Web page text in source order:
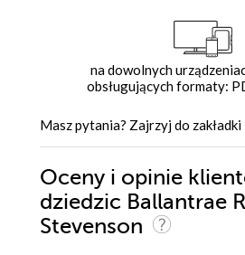
na dowolnych
obsługujących formaty:
Masz pytania? Zajrzyj do zakładki
Oceny i opinie
dziedzic Ballantrae
Stevenson